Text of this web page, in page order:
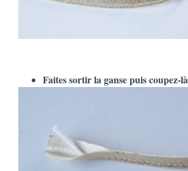
Faites sortir la ganse puis coupez-